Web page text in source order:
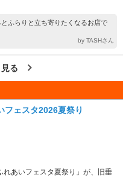
ふらりと立ち寄りたくなるお店で
by TASHさん
る
フェスタ2026夏祭り
あいフェスタ夏祭り」が、旧垂